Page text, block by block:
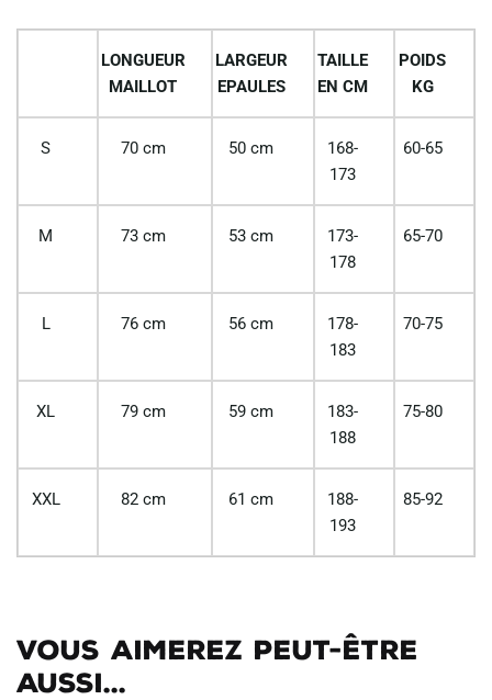
LONGUEUR
MAILLOT
LARGEUR
EPAULES
TAILLE
EN CM
POIDS
KG
S 70 cm 50 cm
168-
173
60-65
M 73 cm 53 cm
173-
178
65-70
L 76 cm 56 cm
178-
183
70-75
XL 79 cm 59 cm
183-
188
75-80
XXL 82 cm 61 cm
188-
193
85-92
Vous aimerez peut-être
aussi...